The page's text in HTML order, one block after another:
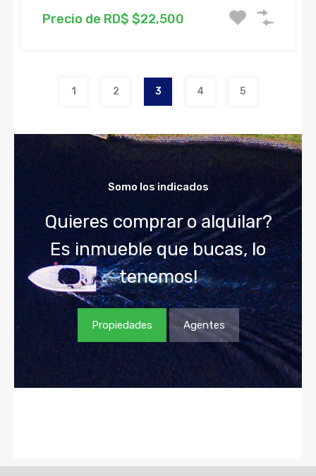
Precio de RD$ $22,500
1 2 3 4 5
Somo los indicados
Quieres comprar o alquilar?
Es inmueble que bucas, lo
tenemos!
Propiedades Agentes